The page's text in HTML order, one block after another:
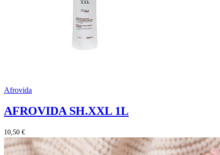
Afrovida
AFROVIDA SH.XXL 1L
10,50 €